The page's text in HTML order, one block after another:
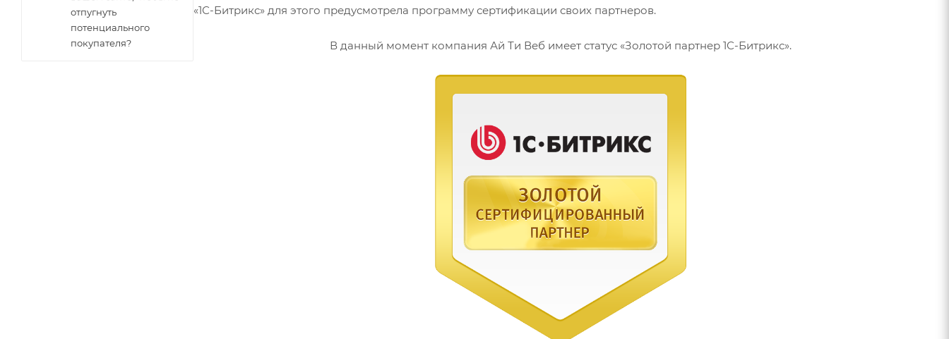
«1С-Битрикс» для этого предусмотрела программу сертификации своих партнеров.
В данный момент компания Ай Ти Веб имеет статус «Золотой партнер 1С-Битрикс».
отпугнуть
потенциального
покупателя?